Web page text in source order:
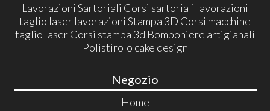
Lavorazioni Sartoriali Corsi sartoriali lavorazioni
taglio laser lavorazioni Stampa 3D Corsi macchine
taglio laser Corsi stampa 3d Bomboniere artigianali
Polistirolo cake design
Negozio
Home